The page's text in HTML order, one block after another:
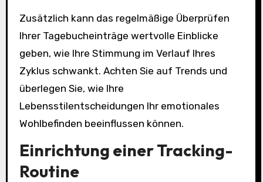
Zusätzlich kann das regelmäßige Überprüfen
Ihrer Tagebucheinträge wertvolle Einblicke
geben, wie Ihre Stimmung im Verlauf Ihres
Zyklus schwankt. Achten Sie auf Trends und
überlegen Sie, wie Ihre
Lebensstilentscheidungen Ihr emotionales
Wohlbefinden beeinflussen können.
Einrichtung einer Tracking-
Routine